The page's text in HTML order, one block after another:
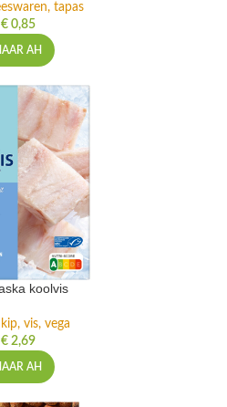
tapas
€0,85
AH
koolvis
vis, vega
€2,69
AH